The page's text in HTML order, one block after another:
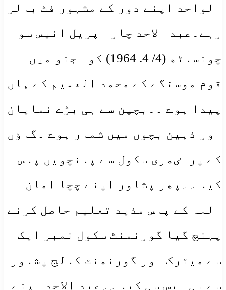
الواحد اپنے دور کے مشہور فٹ بالر
رہے۔عبد الاحد چار اپریل انیس سو
چونساٹھ (4/ 4. 1964) کو اجنو میں
قوم موسنگے کے محمد العلیم کے ہاں
پیدا ہوۓ ۔۔بچپن سے ہی بڑے نمایان
اور ذہین بچوں میں شمار ہوۓ ۔گاٶں
کے پراٸمری سکول سے پانچویں پاس
کیا ۔۔پھر پشاور اپنے چچا امان
اللہ کے پاس مذید تعلیم حاصل کرنے
پہنچ گیا گورنمنٹ سکول نمبر ایک
سے میٹرک اور گورنمنٹ کالج پشاور
سے بی ایس سی کیا ۔۔عبد الاحد اپنے